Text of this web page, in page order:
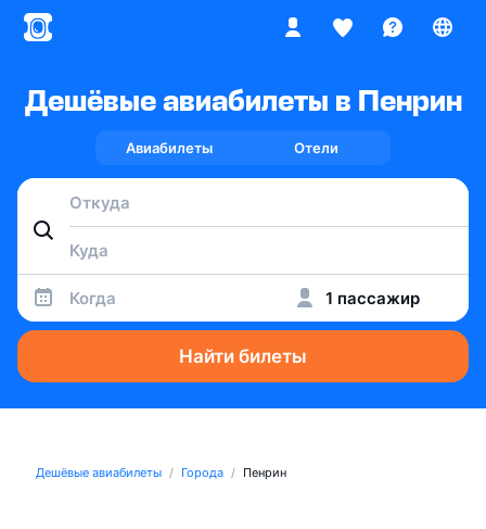
Дешёвые авиабилеты в Пенрин
Авиабилеты Отели
Когда 1 пассажир
Найти билеты
Дешёвые авиабилеты Города Пенрин